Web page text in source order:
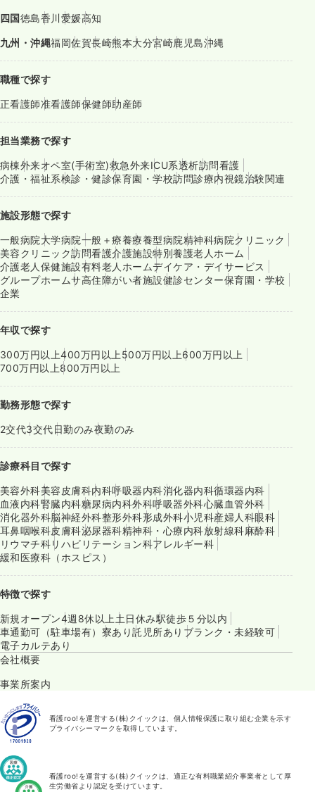
四国徳島香川愛媛高知
九州・沖縄福岡佐賀長崎熊本大分宮崎鹿児島沖縄
職種で探す
正看護師准看護師保健師助産師
担当業務で探す
病棟外来オペ室(手術室)救急外来ICU系透析訪問看護
介護・福祉系検診・健診保育園・学校訪問診療内視鏡治験関連
施設形態で探す
一般病院大学病院一般＋療養療養型病院精神科病院クリニック
美容クリニック訪問看護介護施設特別養護老人ホーム
介護老人保健施設有料老人ホームデイケア・デイサービス
グループホームサ高住障がい者施設健診センター保育園・学校
企業
年収で探す
300万円以上400万円以上 500万円以上600万円以上
700万円以上800万円以上
勤務形態で探す
2交代3交代日勤のみ夜勤のみ
診療科目で探す
美容外科美容皮膚科内科呼吸器内科消化器内科循環器内科
血液内科腎臓内科糖尿病内科外科呼吸器外科心臓血管外科
消化器外科脳神経外科整形外科形成外科小児科産婦人科眼科
耳鼻咽喉科皮膚科泌尿器科精神科・心療内科放射線科麻酔科
リウマチ科リハビリテーション科アレルギー科
緩和医療科（ホスピス）
特徴で探す
新規オープン4週8休以上 土日休み駅徒歩５分以内
車通勤可（駐車場有） 寮あり託児所あり ブランク・未経験可
電子カルテあり
会社概要
事業所案内
看護roo!を運営する(株)クイックは、個人情報保護に取り組む企業を示す
プライバシーマークを取得しています。
看護roo!を運営する(株)クイックは、適正な有料職業紹介事業者として厚
生労働省より認定を受けています。